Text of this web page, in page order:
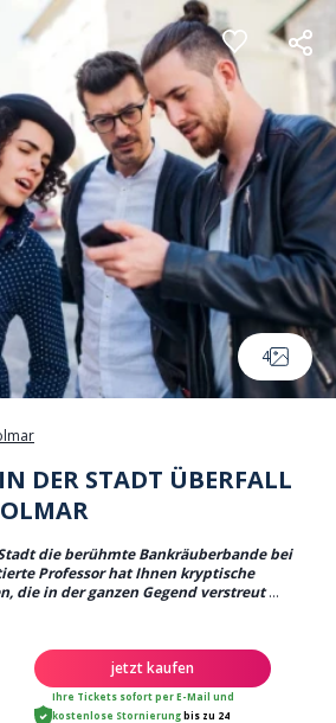
4
DER STADT ÜBERFALL
die berühmte Bankräuberbande bei
Professor hat Ihnen kryptische
die in der ganzen Gegend verstreut ...
jetzt kaufen
Ihre Tickets sofort per E-Mail und
kostenlose Stornierung bis zu 24